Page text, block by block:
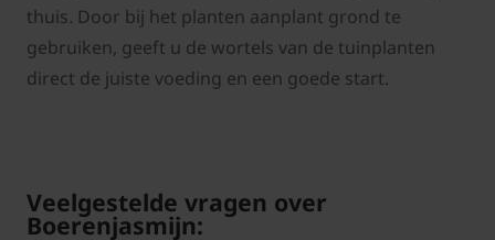
thuis. Door bij het planten aanplant grond te
gebruiken, geeft u de wortels van de tuinplanten
direct de juiste voeding en een goede start.
Veelgestelde vragen over
Boerenjasmijn: